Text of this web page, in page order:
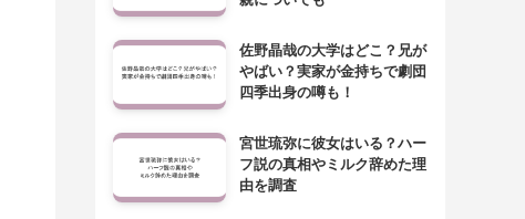
佐野晶哉の大学はどこ？兄が
やばい？実家が金持ちで劇団
四季出身の噂も！
宮世琉弥に彼女はいる？ハー
フ説の真相やミルク辞めた理
由を調査